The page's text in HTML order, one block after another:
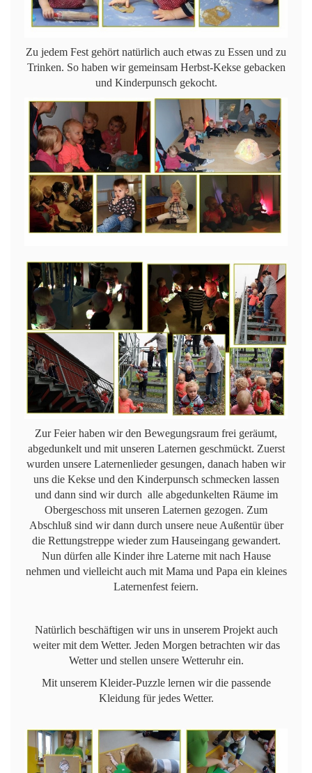
Zu jedem Fest gehört natürlich auch etwas zu Essen und zu
Trinken. So haben wir gemeinsam Herbst-Kekse gebacken
und Kinderpunsch gekocht.
Zur Feier haben wir den Bewegungsraum frei geräumt,
abgedunkelt und mit unseren Laternen geschmückt. Zuerst
wurden unsere Laternenlieder gesungen, danach haben wir
uns die Kekse und den Kinderpunsch schmecken lassen
und dann sind wir durch alle abgedunkelten Räume im
Obergeschoss mit unseren Laternen gezogen. Zum
Abschluß sind wir dann durch unsere neue Außentür über
die Rettungstreppe wieder zum Hauseingang gewandert.
Nun dürfen alle Kinder ihre Laterne mit nach Hause
nehmen und vielleicht auch mit Mama und Papa ein kleines
Laternenfest feiern.
Natürlich beschäftigen wir uns in unserem Projekt auch
weiter mit dem Wetter. Jeden Morgen betrachten wir das
Wetter und stellen unsere Wetteruhr ein.
Mit unserem Kleider-Puzzle lernen wir die passende
Kleidung für jedes Wetter.